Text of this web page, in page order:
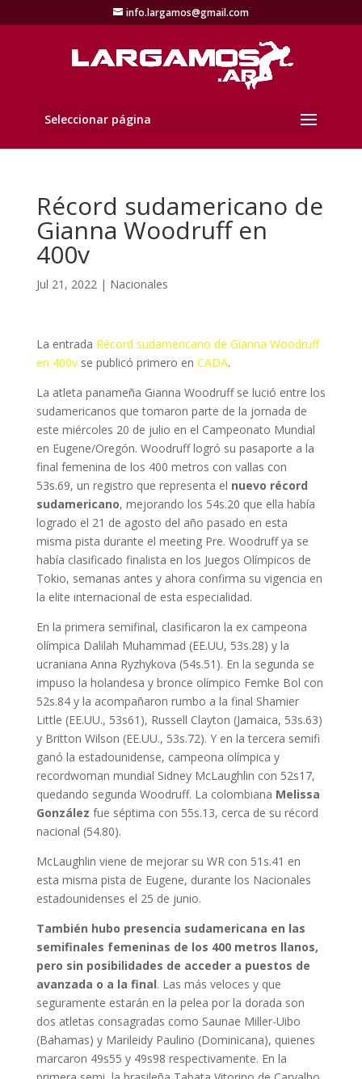
info.largamos@gmail.com
Seleccionar página
Récord sudamericano de
Gianna Woodruff en
400v
Jul 21, 2022| Nacionales
La entrada Récord sudamericano de Gianna Woodruff
en 400vse publicó primero en CADA.
La atleta panameña Gianna Woodruff se lució entre los
sudamericanos que tomaron parte de la jornada de
este miércoles 20 de julio en el Campeonato Mundial
en Eugene/Oregón. Woodruff logró su pasaporte a la
final femenina de los 400 metros con vallas con
53s.69, un registro que representa el nuevo récord
sudamericano, mejorando los 54s.20 que ella había
logrado el 21 de agosto del año pasado en esta
misma pista durante el meeting Pre. Woodruff ya se
había clasificado finalista en los Juegos Olímpicos de
Tokio, semanas antes y ahora confirma su vigencia en
la elite internacional de esta especialidad.
En la primera semifinal, clasificaron la ex campeona
olímpica Dalilah Muhammad (EE.UU, 53s.28) y la
ucraniana Anna Ryzhykova (54s.51). En la segunda se
impuso la holandesa y bronce olímpico Femke Bol con
52s.84 y la acompañaron rumbo a la final Shamier
Little (EE.UU., 53s61), Russell Clayton (Jamaica, 53s.63)
y Britton Wilson (EE.UU., 53s.72). Y en la tercera semifi
ganó la estadounidense, campeona olímpica y
recordwoman mundial Sidney McLaughlin con 52s17,
quedando segunda Woodruff. La colombiana Melissa
González fue séptima con 55s.13, cerca de su récord
nacional (54.80).
McLaughlin viene de mejorar su WR con 51s.41 en
esta misma pista de Eugene, durante los Nacionales
estadounidenses el 25 de junio.
También hubo presencia sudamericana en las
semifinales femeninas de los 400 metros llanos,
pero sin posibilidades de acceder a puestos de
avanzada o a la final. Las más veloces y que
seguramente estarán en la pelea por la dorada son
dos atletas consagradas como Saunae Miller-Uibo
(Bahamas) y Marileidy Paulino (Dominicana), quienes
marcaron 49s55 y 49s98 respectivamente. En la